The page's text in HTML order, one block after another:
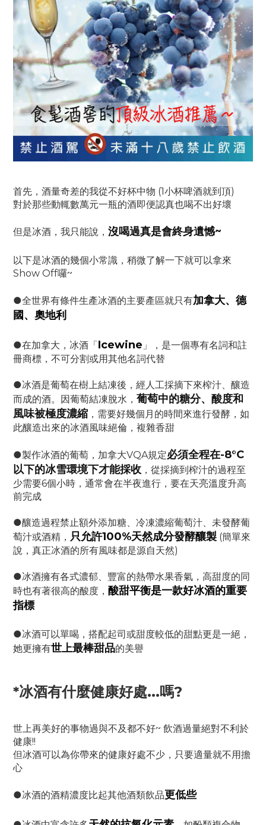
首先，酒量奇差的我從不好杯中物 (1小杯啤酒就到頂)
對於那些動輒數萬元一瓶的酒即便認真也喝不出好壞
但是冰酒，我只能說， 沒喝過真是會終身遺憾~
以下是冰酒的幾個小常識，稍微了解一下就可以拿來
Show Off囉~
●全世界有條件生產冰酒的主要產區就只有加拿大、德
國、奧地利
●在加拿大，冰酒「 Icewine 」，是一個專有名詞和註
冊商標，不可分割或用其他名詞代替
●冰酒是葡萄在樹上結凍後，經人工採摘下來榨汁、釀造
而成的酒。因葡萄結凍脫水， 葡萄中的糖分、酸度和
風味被極度濃縮 ，需要好幾個月的時間來進行發酵，如
此釀造出來的冰酒風味絕倫，複雜香甜
●製作冰酒的葡萄，加拿大VQA規定必須全程在-8°C
以下的冰雪環境下才能採收 ，從採摘到榨汁的過程至
少需要6個小時，通常會在半夜進行，要在天亮溫度升高
前完成
●釀造過程禁止額外添加糖、冷凍濃縮葡萄汁、未發酵葡
萄汁或酒精， 只允許100%天然成分發酵釀製 (簡單來
說，真正冰酒的所有風味都是源自天然)
●冰酒擁有各式濃郁、豐富的熱帶水果香氣，高甜度的同
時也有著很高的酸度， 酸甜平衡是一款好冰酒的重要
指標
●冰酒可以單喝，搭配起司或甜度較低的甜點更是一絕，
她更擁有世上最棒甜品的美譽
*冰酒有什麼健康好處...嗎?
世上再美好的事物過與不及都不好~ 飲酒過量絕對不利於
健康!!
但冰酒可以為你帶來的健康好處不少，只要適量就不用擔
心
●冰酒的酒精濃度比起其他酒類飲品更低些